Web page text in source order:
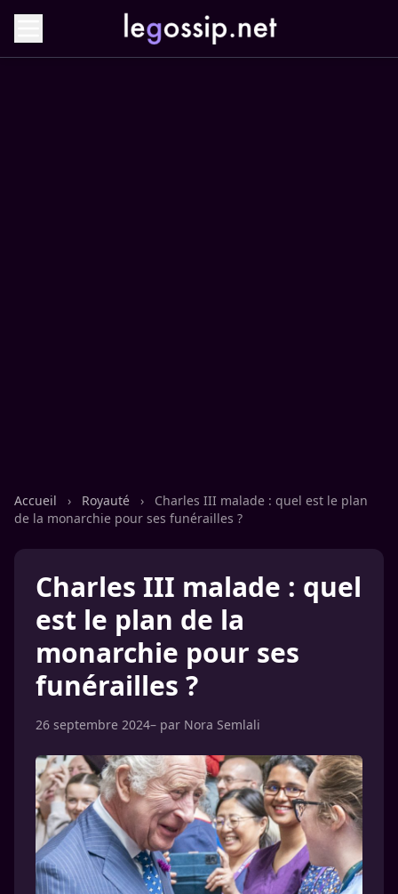
Accueil › Royauté ›
Charles III malade : quel est le plan
de la monarchie pour ses funérailles ?
Charles III malade : quel
est le plan de la
monarchie pour ses
funérailles ?
26 septembre 2024– par Nora Semlali